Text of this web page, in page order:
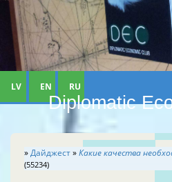
Diplomatic
LV EN RU
»Дайджест»Какие качества
(55234)